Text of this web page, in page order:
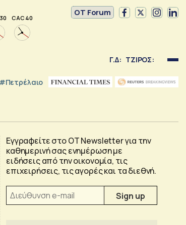
CAC 40
OT Forum
Γ.Δ: ΤΖΙΡΟΣ:
#Πετρέλαιο
Εγγραφείτε στο OT Newsletter για την
καθημερινή σας ενημέρωση με
ειδήσεις από την οικονομία, τις
επιχειρήσεις, τις αγορές και τα διεθνή.